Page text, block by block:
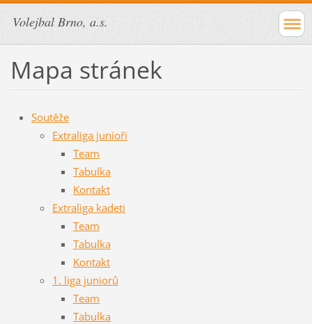
Volejbal Brno, a.s.
Mapa stránek
Soutěže
Extraliga junioři
Team
Tabulka
Kontakt
Extraliga kadeti
Team
Tabulka
Kontakt
1. liga juniorů
Team
Tabulka